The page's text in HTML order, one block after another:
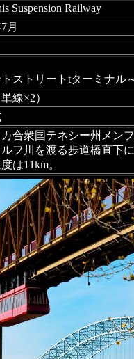
Suspension Railway
月
ストリートtターミナル
線×2）
合衆国テネシー州メン
フ川を渡る歩道橋直下
は11km。